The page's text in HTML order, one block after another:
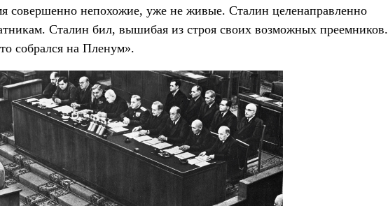
совершенно непохожие, уже не живые. Сталин целенаправленно
Сталин бил, вышибая из строя своих возможных преемников.
собрался на Пленум».